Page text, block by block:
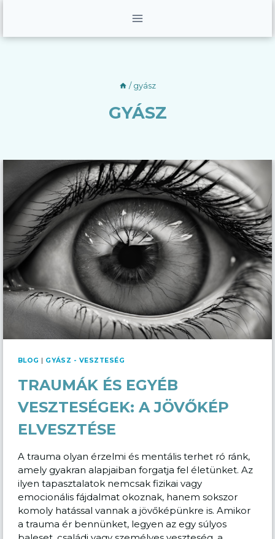
/ gyász
GYÁSZ
BLOG GYÁSZ - VESZTESÉG
TRAUMÁK ÉS EGYÉB
VESZTESÉGEK: A JÖVŐKÉP
ELVESZTÉSE
A trauma olyan érzelmi és mentális terhet ró ránk,
amely gyakran alapjaiban forgatja fel életünket. Az
ilyen tapasztalatok nemcsak fizikai vagy
emocionális fájdalmat okoznak, hanem sokszor
komoly hatással vannak a jövőképünkre is. Amikor
a trauma ér bennünket, legyen az egy súlyos